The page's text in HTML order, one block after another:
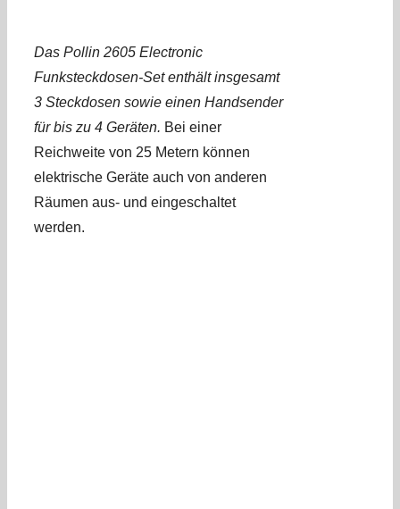
Das Pollin 2605 Electronic
Funksteckdosen-Set enthält insgesamt
3 Steckdosen sowie einen Handsender
für bis zu 4 Geräten. Bei einer
Reichweite von 25 Metern können
elektrische Geräte auch von anderen
Räumen aus- und eingeschaltet
werden.